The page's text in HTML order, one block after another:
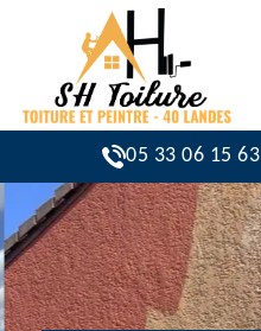
05 33 06 15 63